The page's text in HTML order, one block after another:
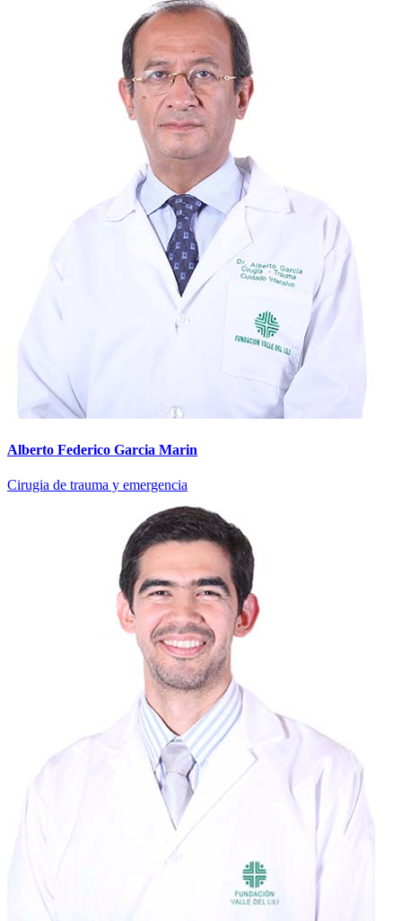
Alberto Federico Garcia Marin
Cirugia de trauma y emergencia